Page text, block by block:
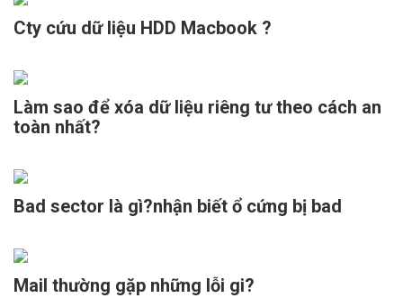
Cty cứu dữ liệu HDD Macbook ?
Làm sao để xóa dữ liệu riêng tư theo cách an
toàn nhất?
Bad sector là gì?nhận biết ổ cứng bị bad
Mail thường gặp những lỗi gi?